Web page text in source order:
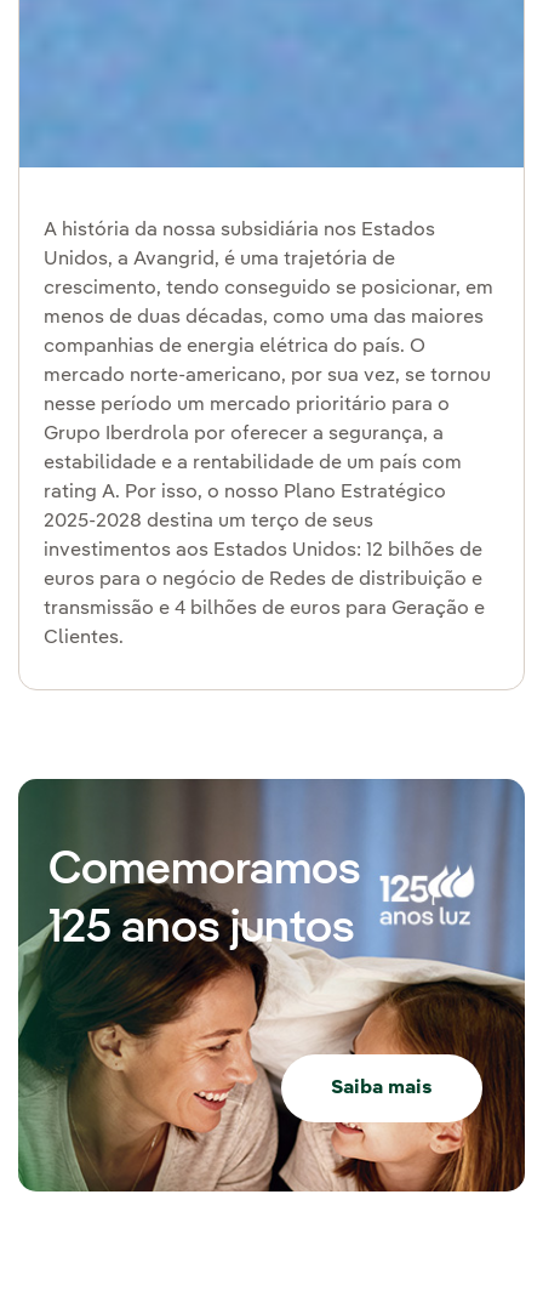
A história da nossa subsidiária nos Estados
Unidos, a Avangrid, é uma trajetória de
crescimento, tendo conseguido se posicionar, em
menos de duas décadas, como uma das maiores
companhias de energia elétrica do país. O
mercado norte-americano, por sua vez, se tornou
nesse período um mercado prioritário para o
Grupo Iberdrola por oferecer a segurança, a
estabilidade e a rentabilidade de um país com
rating A. Por isso, o nosso Plano Estratégico
2025-2028 destina um terço de seus
investimentos aos Estados Unidos: 12 bilhões de
euros para o negócio de Redes de distribuição e
transmissão e 4 bilhões de euros para Geração e
Clientes.
Comemoramos
125 anos juntos
Saiba mais